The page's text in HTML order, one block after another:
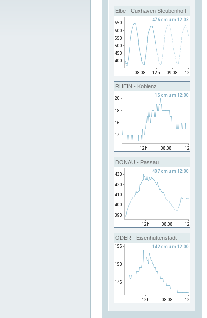
Elbe - Cuxhaven Steubenhöft
RHEIN - Koblenz
DONAU - Passau
ODER - Eisenhüttenstadt